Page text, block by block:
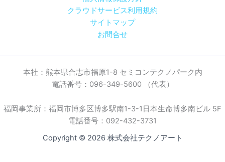
クラウドサービス利用規約
サイトマップ
お問合せ
本社：熊本県合志市福原1-8 セミコンテクノパーク内
電話番号：096-349-5600 （代表）
福岡事業所：福岡市博多区博多駅南1-3-1日本生命博多南ビル 5F
電話番号：092-432-3731
Copyright © 2026 株式会社テクノアート